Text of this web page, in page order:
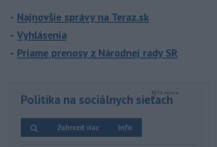
Najnovšie správy na Teraz.sk
Vyhlásenia
Priame prenosy z Národnej rady SR
Politika na sociálnych sieťach
Info
Zobraziť viac